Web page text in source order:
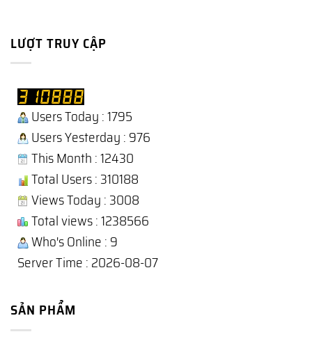
LƯỢT TRUY CẬP
Users Today : 1795
Users Yesterday : 976
This Month : 12430
Total Users : 310188
Views Today : 3008
Total views : 1238566
Who's Online : 9
Server Time : 2026-08-07
SẢN PHẨM